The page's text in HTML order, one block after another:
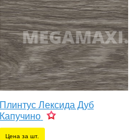
Плинтус Лексида Дуб
Капучино
Цена за шт.